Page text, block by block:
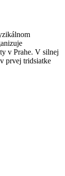
v Prahe. V silnej
prvej tridsiatke